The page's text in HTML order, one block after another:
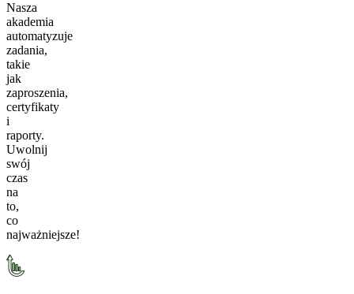
Nasza
akademia
automatyzuje
zadania,
takie
jak
zaproszenia,
certyfikaty
i
raporty.
Uwolnij
swój
czas
na
to,
co
najważniejsze!